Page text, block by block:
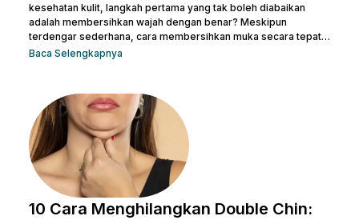
kesehatan kulit, langkah pertama yang tak boleh diabaikan
adalah membersihkan wajah dengan benar? Meskipun
terdengar sederhana, cara membersihkan muka secara tepat
memiliki peran krusial dalam menjaga kulit tetap sehat dan
mempersiapkan kulit untuk penyerapan produk perawatan kulit
selanjutnya. Micellar water adalah pilihan pembersih yang
efektif dan praktis, terutama untuk menghapus makeup dan
kotoran saat...
Baca Selengkapnya
10 Cara Menghilangkan Double Chin: